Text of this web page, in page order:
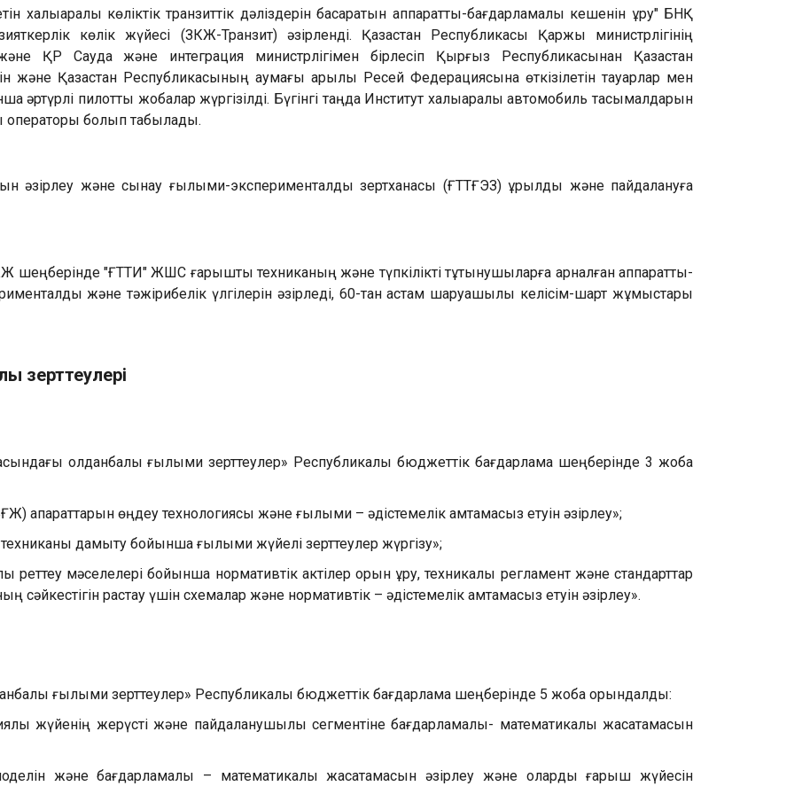
халықаралық көліктік транзиттік дәліздерін басқаратын аппараттық-бағдарламалық кешенін құру" БНҚ
көлік жүйесі (ЗКЖ-Транзит) әзірленді. Қазақстан Республикасы Қаржы министрлігінің
ҚР Сауда және интеграция министрлігімен бірлесіп Қырғыз Республикасынан Қазақстан
және Қазақстан Республикасының аумағы арқылы Ресей Федерациясына өткізілетін тауарлар мен
әртүрлі пилоттық жобалар жүргізілді. Бүгінгі таңда Институт халықаралық автомобиль тасымалдарын
операторы болып табылады.
әзірлеу және сынау ғылыми-эксперименталды зертханасы (ҒТТҒЭЗ) құрылды және пайдалануға
"ҒТТИ" ЖШС ғарыштық техниканың және түпкілікті тұтынушыларға арналған аппараттық-
және тәжірибелік үлгілерін әзірледі, 60-тан астам шаруашылық келісім-шарт жұмыстары
зерттеулері
қолданбалы ғылыми зерттеулер» Республикалық бюджеттік бағдарлама шеңберінде 3 жоба
өңдеу технологиясы және ғылыми – әдістемелік қамтамасыз етуін әзірлеу»;
дамыту бойынша ғылыми жүйелі зерттеулер жүргізу»;
реттеу мәселелері бойынша нормативтік актілер қорын құру, техникалық регламент және стандарттар
сәйкестігін растау үшін схемалар және нормативтік – әдістемелік қамтамасыз етуін әзірлеу».
ғылыми зерттеулер» Республикалық бюджеттік бағдарлама шеңберінде 5 жоба орындалды:
жүйенің жерүсті және пайдаланушылық сегментіне бағдарламалық- математикалық жасақтамасын
және бағдарламалық – математикалық жасақтамасын әзірлеу және оларды ғарыш жүйесін